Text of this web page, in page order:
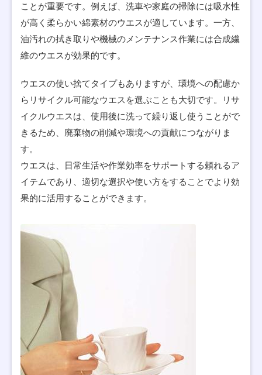
ことが重要です。例えば、洗車や家庭の掃除には吸水性
が高く柔らかい綿素材のウエスが適しています。一方、
油汚れの拭き取りや機械のメンテナンス作業には合成繊
維のウエスが効果的です。
ウエスの使い捨てタイプもありますが、環境への配慮か
らリサイクル可能なウエスを選ぶことも大切です。リサ
イクルウエスは、使用後に洗って繰り返し使うことがで
きるため、廃棄物の削減や環境への貢献につながりま
す。
ウエスは、日常生活や作業効率をサポートする頼れるア
イテムであり、適切な選択や使い方をすることでより効
果的に活用することができます。